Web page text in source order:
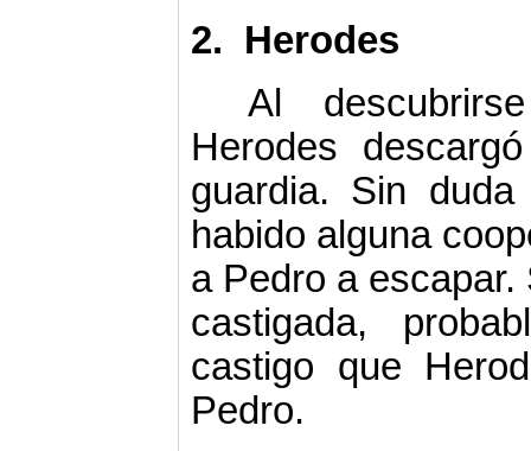
2.
Herodes
Al
Herodes
guardia. Sin
habido alguna
a Pedro a
castigada,
castigo que
Pedro.